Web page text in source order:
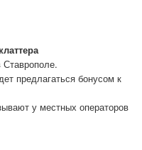
предлагаться бонусом к
у местных операторов